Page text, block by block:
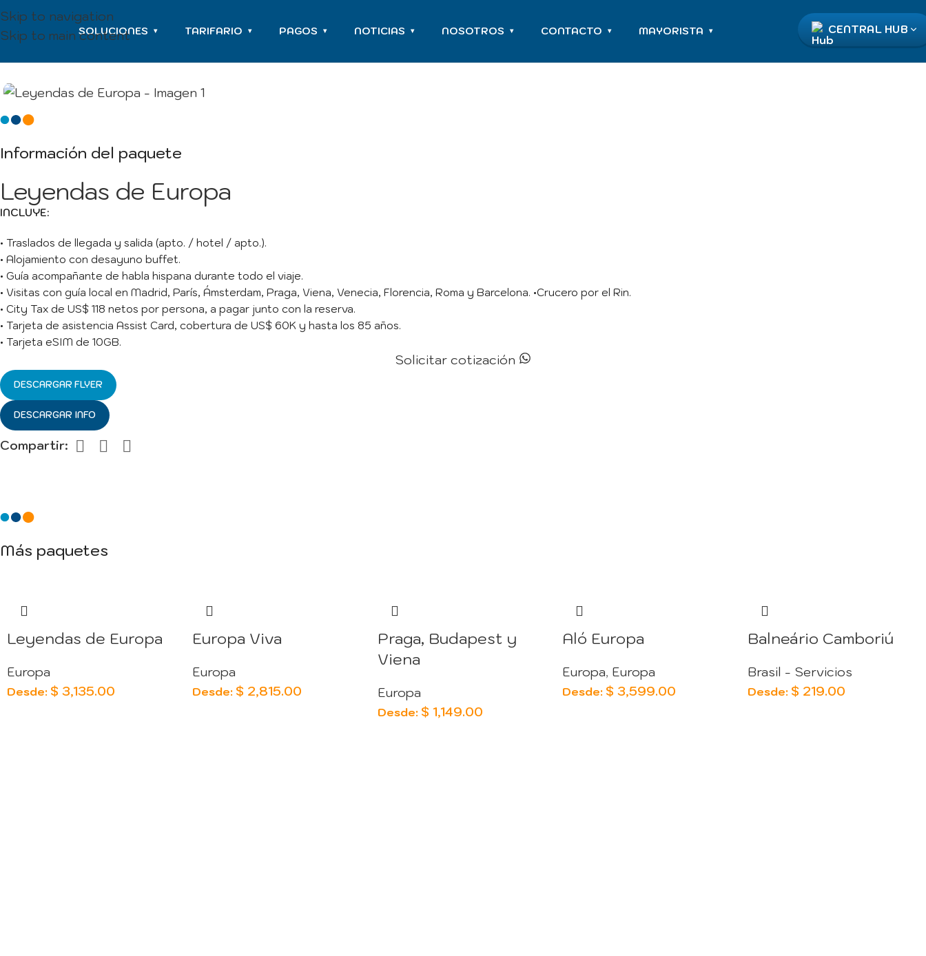
Skip to navigation
Skip to main content
SOLUCIONES ▾ TARIFARIO ▾ PAGOS ▾ NOTICIAS ▾ NOSOTROS ▾ CONTACTO ▾ MAYORISTA ▾ CENTRAL HUB
Información del paquete
Leyendas de Europa
INCLUYE:
• Traslados de llegada y salida (apto. / hotel / apto.).
• Alojamiento con desayuno buffet.
• Guía acompañante de habla hispana durante todo el viaje.
• Visitas con guía local en Madrid, París, Ámsterdam, Praga, Viena, Venecia, Florencia, Roma y Barcelona. •Crucero por el Rin.
• City Tax de US$ 118 netos por persona, a pagar junto con la reserva.
• Tarjeta de asistencia Assist Card, cobertura de US$ 60K y hasta los 85 años.
• Tarjeta eSIM de 10GB.
Solicitar cotización
DESCARGAR FLYER
DESCARGAR INFO
Compartir:
Más paquetes
Leyendas de Europa
Europa
Desde: $ 3,135.00
Europa Viva
Europa
Desde: $2,815.00
Praga, Budapest y
Viena
Europa
Desde: $1,149.00
Aló Europa
Europa, Europa
Desde: $ 3,599.00
Balneário Camboriú
Brasil - Servicios
Desde: $ 219.00